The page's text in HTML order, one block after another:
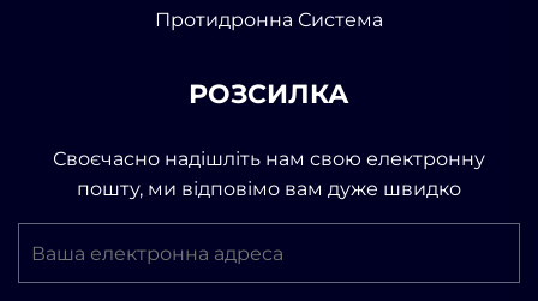
Протидронна Система
РОЗСИЛКА
Своєчасно надішліть нам свою електронну
пошту, ми відповімо вам дуже швидко